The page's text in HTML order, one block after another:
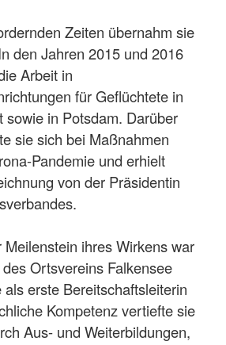
Zeiten übernahm sie
den Jahren 2015 und 2016
Arbeit in
für Geflüchtete in
sowie in Potsdam. Darüber
sie sich bei Maßnahmen
Pandemie und erhielt
von der Präsidentin
Meilenstein ihres Wirkens war
Ortsvereins Falkensee
erste Bereitschaftsleiterin
Kompetenz vertiefte sie
Aus- und Weiterbildungen,